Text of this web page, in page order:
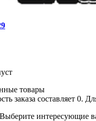
товары
заказа составляет 0.
интересующие